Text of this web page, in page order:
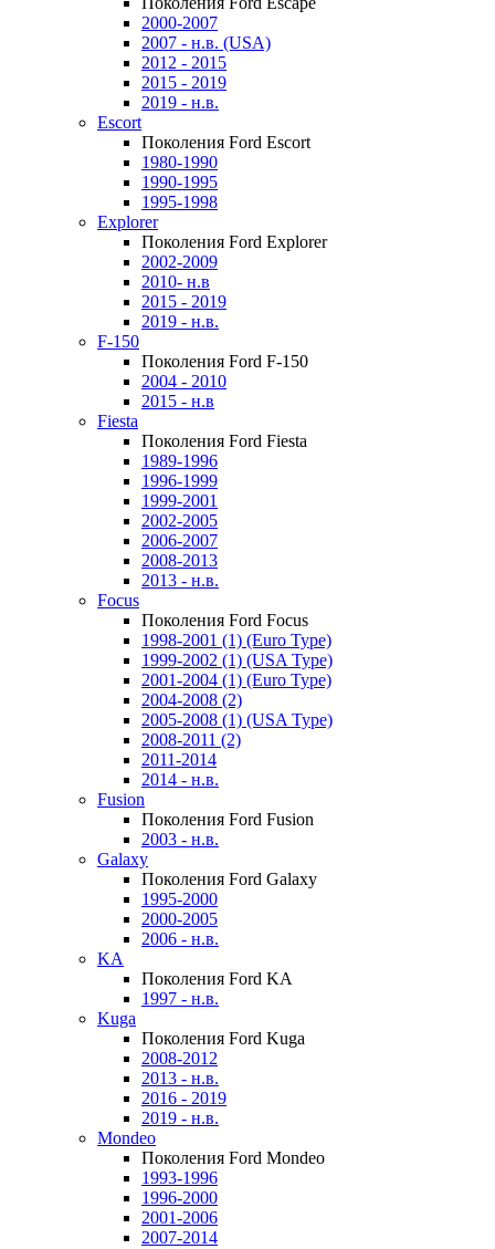
2000-2007
2007 - н.в. (USA)
2012 - 2015
2015 - 2019
2019 - н.в.
Escort
Поколения Ford Escort
1980-1990
1990-1995
1995-1998
Explorer
Поколения Ford Explorer
2002-2009
2010- н.в
2015 - 2019
2019 - н.в.
F-150
Поколения Ford F-150
2004 - 2010
2015 - н.в
Fiesta
Поколения Ford Fiesta
1989-1996
1996-1999
1999-2001
2002-2005
2006-2007
2008-2013
2013 - н.в.
Focus
Поколения Ford Focus
1998-2001 (1) (Euro Type)
1999-2002 (1) (USA Type)
2001-2004 (1) (Euro Type)
2004-2008 (2)
2005-2008 (1) (USA Type)
2008-2011 (2)
2011-2014
2014 - н.в.
Fusion
Поколения Ford Fusion
2003 - н.в.
Galaxy
Поколения Ford Galaxy
1995-2000
2000-2005
2006 - н.в.
KA
Поколения Ford KA
1997 - н.в.
Kuga
Поколения Ford Kuga
2008-2012
2013 - н.в.
2016 - 2019
2019 - н.в.
Mondeo
Поколения Ford Mondeo
1993-1996
1996-2000
2001-2006
2007-2014